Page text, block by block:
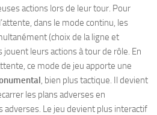
actions lors de leur tour. Pour
dans le mode continu, les
(choix de la ligne et
leurs actions à tour de rôle. En
ce mode de jeu apporte une
, bien plus tactique. Il devient
les plans adverses en
adverses. Le jeu devient plus interactif